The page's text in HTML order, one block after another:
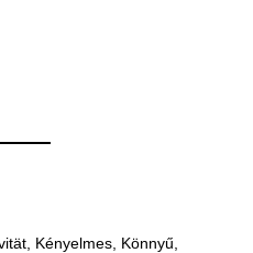
Kényelmes, Könnyű,